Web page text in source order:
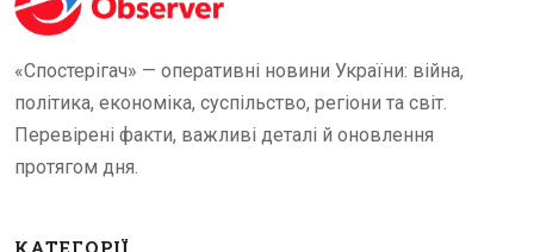
«Спостерігач» — оперативні новини України: війна,
політика, економіка, суспільство, регіони та світ.
Перевірені факти, важливі деталі й оновлення
протягом дня.
КАТЕГОРІЇ